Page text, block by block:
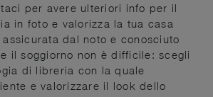
per avere ulteriori info per il
in foto e valorizza la tua casa
dal noto e conosciuto
il soggiorno non è difficile: scegli
di libreria con la quale
e valorizzare il look dello